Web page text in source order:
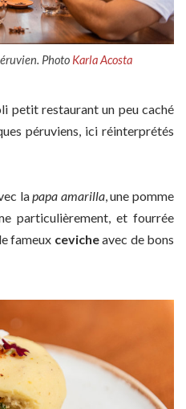
Photo Karla Acosta
petit restaurant un peu caché
péruviens, ici réinterprétés
lapapa amarilla, une pomme
particulièrement, et fourrée
fameux cevicheavec de bons